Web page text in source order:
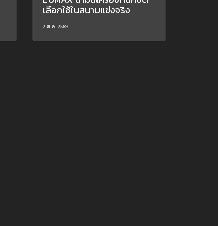
เลือกใช้ในสนามแข่งจริง
2 ส.ค. 2569